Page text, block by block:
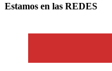
Estamos en las REDES